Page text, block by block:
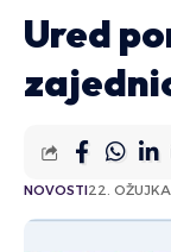
Ured
NOVOSTI22.